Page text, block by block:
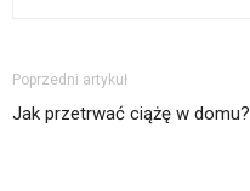
Poprzedni artykuł
Jak przetrwać ciążę w domu?